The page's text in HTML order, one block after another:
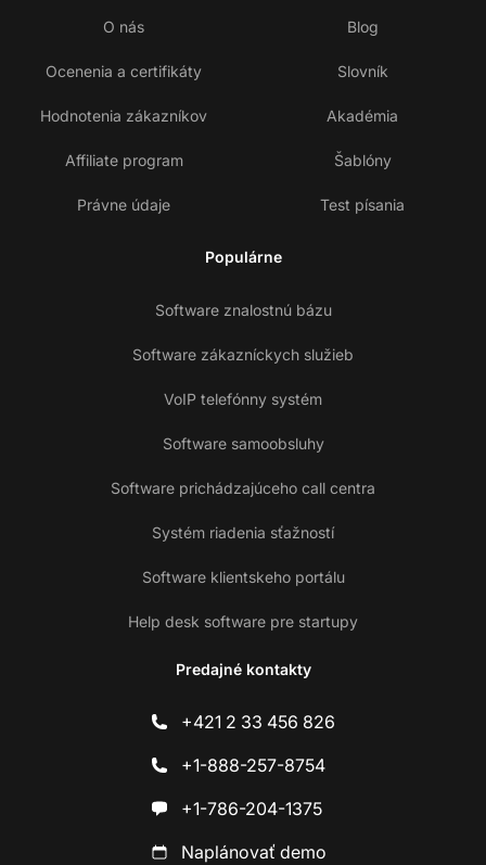
O nás
Ocenenia a certifikáty
Hodnotenia zákazníkov
Affiliate program
Právne údaje
Blog
Slovník
Akadémia
Šablóny
Test písania
Populárne
Software znalostnú bázu
Software zákazníckych služieb
VoIP telefónny systém
Software samoobsluhy
Software prichádzajúceho call centra
Systém riadenia sťažností
Software klientskeho portálu
Help desk software pre startupy
Predajné kontakty
+421 2 33 456 826
+1-888-257-8754
+1-786-204-1375
Naplánovať demo